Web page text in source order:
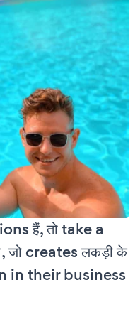
हैं, तो take a
जो creates लकड़ी के
in their business